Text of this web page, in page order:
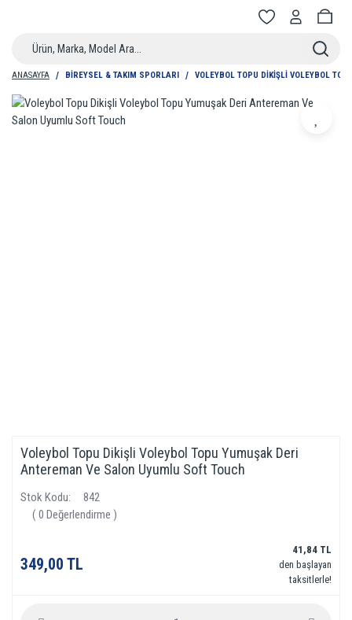
ANASAYFA BIREYSEL & TAKIM SPORLARI VOLEYBOL TOPU DIKIŞLI VOLEYBOL
Voleybol Topu Dikişli Voleybol Topu Yumuşak Deri
Antereman Ve Salon Uyumlu Soft Touch
Stok Kodu
842
( 0 Değerlendirme )
349,00 TL
41,84 TL
den başlayan
taksitlerle!